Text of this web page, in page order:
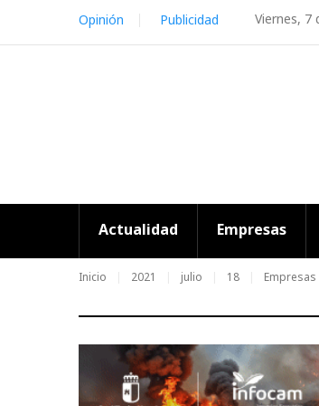
content
Viernes, 7
Opinión Publicidad
Actualidad Empresas
Inicio 2021 julio 18 Empresas